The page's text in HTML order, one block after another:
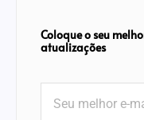
Coloque o seu
atualizações